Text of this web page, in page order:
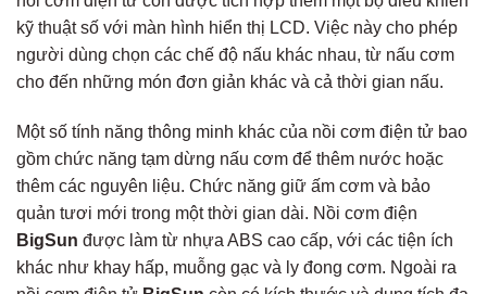
kỹ thuật số với màn hình hiển thị LCD. Việc này cho phép
người dùng chọn các chế độ nấu khác nhau, từ nấu cơm
cho đến những món đơn giản khác và cả thời gian nấu.
Một số tính năng thông minh khác của nồi cơm điện tử bao
gồm chức năng tạm dừng nấu cơm để thêm nước hoặc
thêm các nguyên liệu. Chức năng giữ ấm cơm và bảo
quản tươi mới trong một thời gian dài. Nồi cơm điện
BigSun được làm từ nhựa ABS cao cấp, với các tiện ích
khác như khay hấp, muỗng gạc và ly đong cơm. Ngoài ra